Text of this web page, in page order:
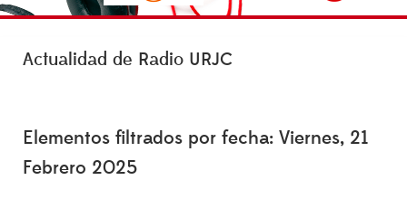
Actualidad de Radio URJC
Elementos filtrados por fecha: Viernes, 21
Febrero 2025